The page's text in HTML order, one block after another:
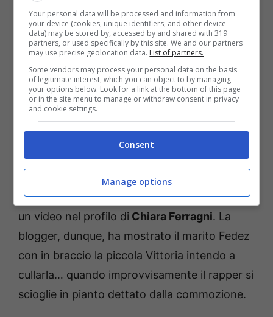
Fedez Chiara Ferragni – Solonotizie24
Fedez non trattiene le lacrime
Ebbene sì, a catturare l’attenzione del web in
queste ultime ore troviamo la pubblicazione di
un video nel profilo di Chiara Ferragni. La
blogger, dunque, ha mostrato il marito Fedez
con in braccio la piccola Vittoria intendo a
cullarla… quando improvvisamente il rapper si
scioglie in pianto dettato dalla commozione.
Your personal data will be processed and information from
your device (cookies, unique identifiers, and other device
data) may be stored by, accessed by and shared with 319
partners, or used specifically by this site. We and our partners
may use precise geolocation data. List of partners.
Some vendors may process your personal data on the basis
of legitimate interest, which you can object to by managing
your options below. Look for a link at the bottom of this page
or in the site menu to manage or withdraw consent in privacy
and cookie settings.
Consent
Manage options